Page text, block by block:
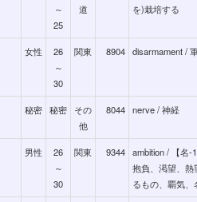
～
25
道
を)栽培する
女性
26
～
30
関東 8904 disarmament /
秘密 秘密
その
他
8044 nerve / 神経
男性
26
～
30
関東 9344 ambition / 【名-
抱負、渇望、
るもの、覇気